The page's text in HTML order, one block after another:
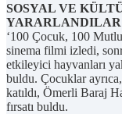
SOSYAL VE
YARARLANDILAR
‘100 Çocuk, 100
sinema filmi izledi,
etkileyici hayvanları
buldu. Çocuklar
katıldı, Ömerli Baraj
fırsatı buldu.